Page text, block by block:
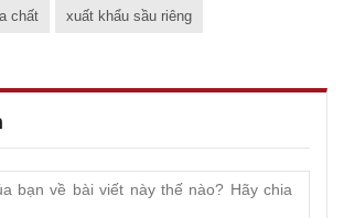
chất xuất khẩu sầu riêng